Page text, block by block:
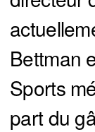
Bettman
Sports
part du